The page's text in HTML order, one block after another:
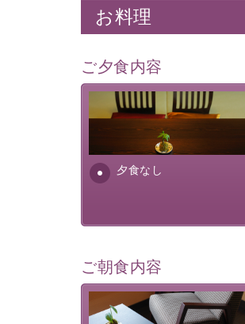
お料理
ご夕食内容
夕食なし
夕食なしご夕食を追加される
場合は、二食付きのプランを
お選びくださいませ。
ご朝食内容
朝食なし。ご朝食を付ける場